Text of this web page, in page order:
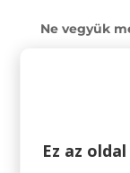
Ne vegyük
eredeti ár
átgondolni.
Ez az